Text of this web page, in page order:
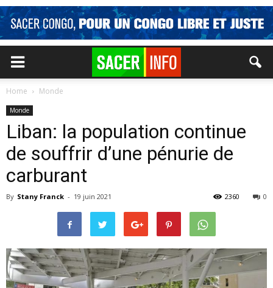
Home Monde
Monde
Liban: la population continue
de souffrir d’une pénurie de
carburant
By Stany Franck - 19 juin 2021 0
2360